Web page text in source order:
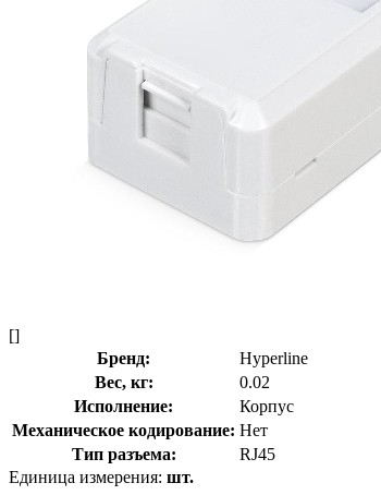
[]
Бренд:
Hyperline
Вес, кг:
0.02
Исполнение:
Корпус
Механическое кодирование: Нет
Тип разъема:
RJ45
Единица измерения: шт.